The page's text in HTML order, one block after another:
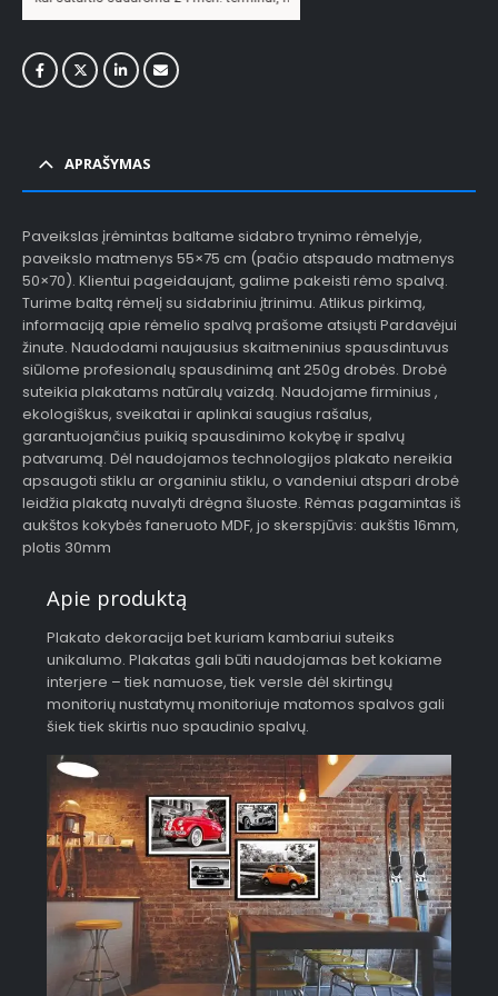
APRAŠYMAS
Paveikslas įrėmintas baltame sidabro trynimo rėmelyje,
paveikslo matmenys 55×75 cm (pačio atspaudo matmenys
50×70). Klientui pageidaujant, galime pakeisti rėmo spalvą.
Turime baltą rėmelį su sidabriniu įtrinimu. Atlikus pirkimą,
informaciją apie rėmelio spalvą prašome atsiųsti Pardavėjui
žinute. Naudodami naujausius skaitmeninius spausdintuvus
siūlome profesionalų spausdinimą ant 250g drobės. Drobė
suteikia plakatams natūralų vaizdą. Naudojame firminius ,
ekologiškus, sveikatai ir aplinkai saugius rašalus,
garantuojančius puikią spausdinimo kokybę ir spalvų
patvarumą. Dėl naudojamos technologijos plakato nereikia
apsaugoti stiklu ar organiniu stiklu, o vandeniui atspari drobė
leidžia plakatą nuvalyti drėgna šluoste. Rėmas pagamintas iš
aukštos kokybės faneruoto MDF, jo skerspjūvis: aukštis 16mm,
plotis 30mm
Apie produktą
Plakato dekoracija bet kuriam kambariui suteiks
unikalumo. Plakatas gali būti naudojamas bet kokiame
interjere – tiek namuose, tiek versle dėl skirtingų
monitorių nustatymų monitoriuje matomos spalvos gali
šiek tiek skirtis nuo spaudinio spalvų.